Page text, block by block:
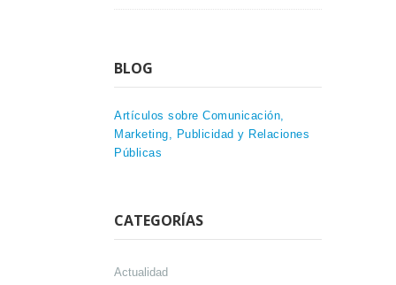
BLOG
Artículos sobre Comunicación,
Marketing, Publicidad y Relaciones
Públicas
CATEGORÍAS
Actualidad